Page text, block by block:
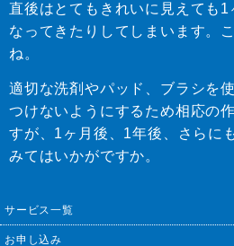
直後はとてもきれいに見えても1
なってきたりしてしまいます。
ね。
適切な洗剤やパッド、ブラシを
つけないようにするため相応の
すが、1ヶ月後、1年後、さらに
みてはいかがですか。
サービス一覧
お申し込み